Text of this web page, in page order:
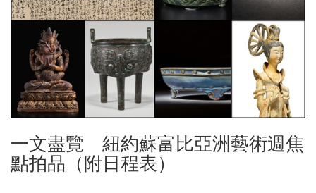
一文盡覽 紐約蘇富比亞洲藝術週焦
點拍品（附日程表）